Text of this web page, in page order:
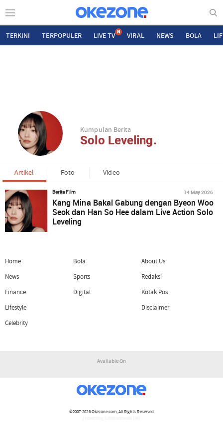
TERKINI TERPOPULER LIVE TV N VIRAL NEWS BOLA
Kumpulan Berita
Solo Leveling.
Artikel Foto Video
Berita Film 14 May 2026
Kang Mina Bakal Gabung dengan Byeon Woo
Seok dan Han So Hee dalam Live Action Solo
Leveling
Home
News
Finance
Lifestyle
Celebrity
Bola
Sports
Digital
About Us
Redaksi
Kotak Pos
Disclaimer
Available On
©2007-2026Okezone.com, All Rights Reserved